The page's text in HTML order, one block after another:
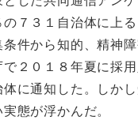
７３１自治体に上
件から知的、精神障
２０１８年夏に採
に通知した。しか
態が浮かんだ。